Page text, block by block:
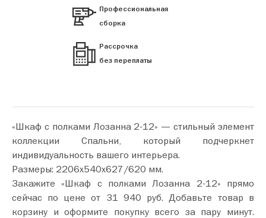
Профессиональная
сборка
Рассрочка
без переплаты
«Шкаф с полками Лозанна 2-12» — стильный элемент
коллекции Спальни, который подчеркнет
индивидуальность вашего интерьера.
Размеры: 2206х540х627/620 мм.
Закажите «Шкаф с полками Лозанна 2-12» прямо
сейчас по цене от 31 940 руб. Добавьте товар в
корзину и оформите покупку всего за пару минут.